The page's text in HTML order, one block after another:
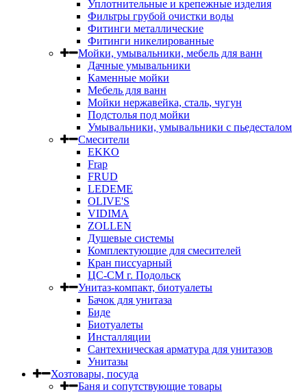
Уплотнительные и крепежные изделия
Фильтры грубой очистки воды
Фитинги металлические
Фитинги никелированные
Мойки, умывальники, мебель для ванн
Дачные умывальники
Каменные мойки
Мебель для ванн
Мойки нержавейка, сталь, чугун
Подстолья под мойки
Умывальники, умывальники с пьедесталом
Смесители
EKKO
Frap
FRUD
LEDEME
OLIVE'S
VIDIMA
ZOLLEN
Душевые системы
Комплектующие для смесителей
Кран писсуарный
ЦС-СМ г. Подольск
Унитаз-компакт, биотуалеты
Бачок для унитаза
Биде
Биотуалеты
Инсталляции
Сантехническая арматура для унитазов
Унитазы
Хозтовары, посуда
Баня и сопутствующие товары